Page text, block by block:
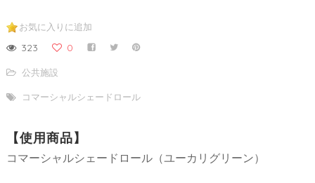
お気に入りに追加
323 0
公共施設
コマーシャルシェードロール
【使用商品】
コマーシャルシェードロール（ユーカリグリーン）